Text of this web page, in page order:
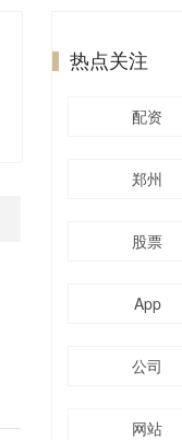
热点关注
配资
郑州
股票
App
公司
网站